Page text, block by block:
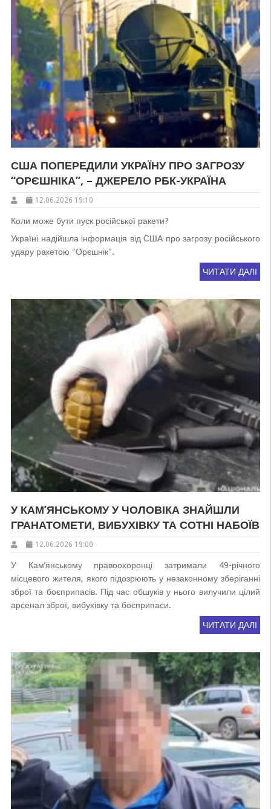
США ПОПЕРЕДИЛИ УКРАЇНУ ПРО ЗАГРОЗУ
“ОРЄШНІКА”, – ДЖЕРЕЛО РБК-УКРАЇНА
12.06.2026 19:10
Коли може бути пуск російської ракети?
Україні надійшла інформація від США про загрозу російського
удару ракетою "Орєшнік".
ЧИТАТИ ДАЛІ
У КАМ’ЯНСЬКОМУ У ЧОЛОВІКА ЗНАЙШЛИ
ГРАНАТОМЕТИ, ВИБУХІВКУ ТА СОТНІ НАБОЇВ
12.06.2026 19:00
У Кам’янському правоохоронці затримали 49-річного
місцевого жителя, якого підозрюють у незаконному зберіганні
зброї та боєприпасів. Під час обшуків у нього вилучили цілий
арсенал зброї, вибухівку та боєприпаси.
ЧИТАТИ ДАЛІ